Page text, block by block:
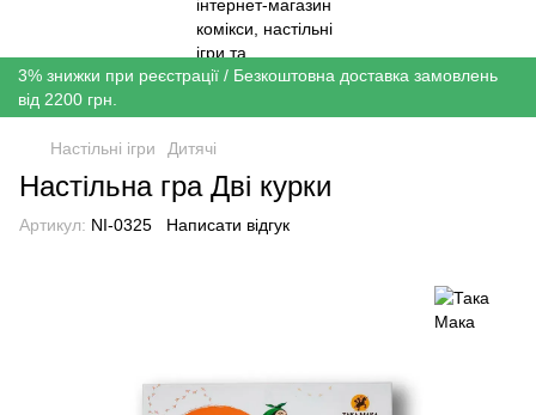
3% знижки при реєстрації / Безкоштовна доставка замовлень
від 2200 грн.
Настільні ігри Дитячі
Настільна гра Дві курки
Артикул: NI-0325 Написати відгук